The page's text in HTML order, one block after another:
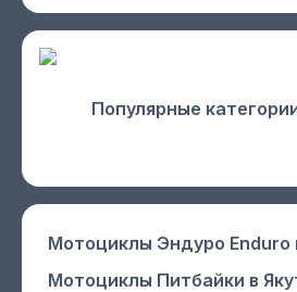
Популярные
Мотоциклы Эндуро Enduro
Мотоциклы Питбайки в